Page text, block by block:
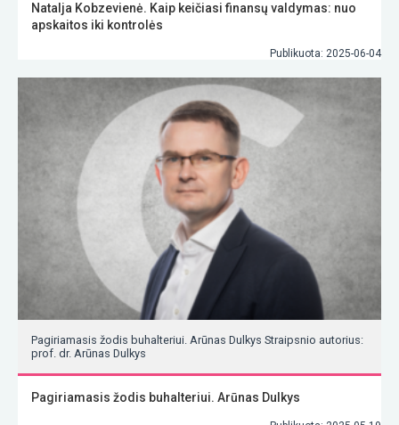
Natalja Kobzevienė. Kaip keičiasi finansų valdymas: nuo
apskaitos iki kontrolės
Publikuota: 2025-06-04
Pagiriamasis žodis buhalteriui. Arūnas Dulkys Straipsnio autorius:
prof. dr. Arūnas Dulkys
Pagiriamasis žodis buhalteriui. Arūnas Dulkys